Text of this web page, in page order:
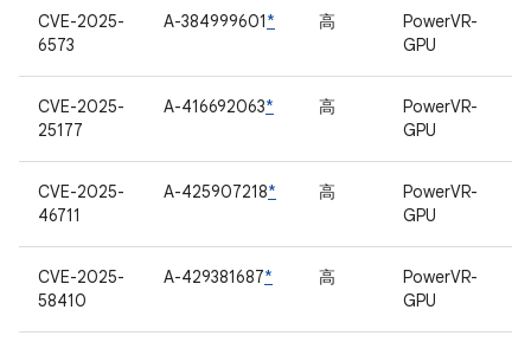
CVE-2025-
6573
A-384999601* 高
PowerVR-
GPU
CVE-2025-
25177
A-416692063* 高
PowerVR-
GPU
CVE-2025-
46711
A-425907218* 高
PowerVR-
GPU
CVE-2025-
58410
A-429381687* 高
PowerVR-
GPU